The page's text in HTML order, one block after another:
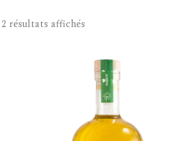
2 résultats affichés